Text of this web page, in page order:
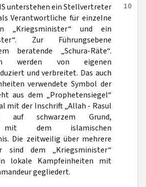
10
unterstehen ein Stellvertreter
Verantwortliche für einzelne
„Kriegsminister“ und ein
Zur Führungsebene
beratende „Schura-Räte“.
werden von eigenen
und verbreitet. Das auch
verwendete Symbol der
aus dem „Prophetensiegel“
mit der Inschrift „Allah - Rasul
auf schwarzem Grund,
mit dem islamischen
Die zeitweilig über mehrere
sind dem „Kriegsminister“
lokale Kampfeinheiten mit
gegliedert.